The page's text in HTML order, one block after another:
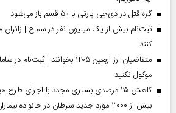
گره قتل در دی‌جی پارتی با ۵۰ قسم باز می‌شود
ثبت‌نام بیش از یک میلیون نفر در سماح | زائران
کنند
متقاضیان ارز اربعین ۱۴۰۵ بخوانند
موکول نکنید
کاهش ۲۵ درصدی بستری مجدد با اجرای طرح
بیش از ۳۰۰۰ مورد جدید سرطان در خانواده بیماران